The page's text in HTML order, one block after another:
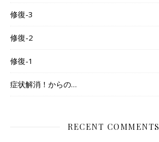
修復-3
修復-2
修復-1
症状解消！からの…
RECENT COMMENTS